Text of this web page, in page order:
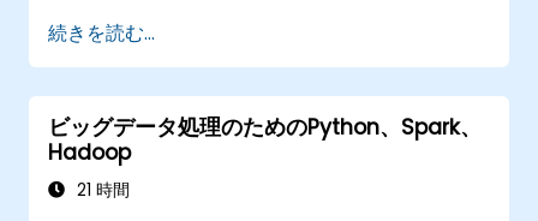
大規模データ解析を行う。
続きを読む...
ビッグデータ処理のためのPython、Spark、
Hadoop
21 時間